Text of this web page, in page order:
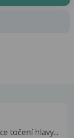
točení hlavy...